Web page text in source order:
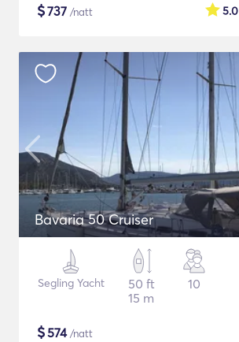
$737 /natt 5.0
Bavaria 50 Cruiser
Segling Yacht
50 ft
15 m
10
$574/natt